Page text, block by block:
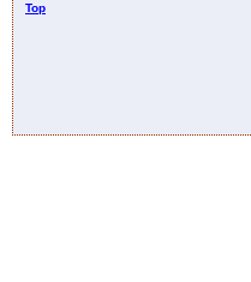
Top